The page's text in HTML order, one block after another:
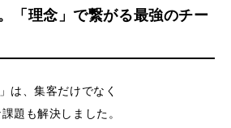
「理念」で繋がる最強のチー
は、集客だけでなく
題も解決しました。